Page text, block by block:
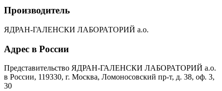
Производитель
ЯДРАН-ГАЛЕНСКИ ЛАБОРАТОРИЙ а.о.
Адрес в России
Представительство ЯДРАН-ГАЛЕНСКИ ЛАБОРАТОРИЙ а.о.
в России, 119330, г. Москва, Ломоносовский пр-т, д. 38, оф. 3,
30